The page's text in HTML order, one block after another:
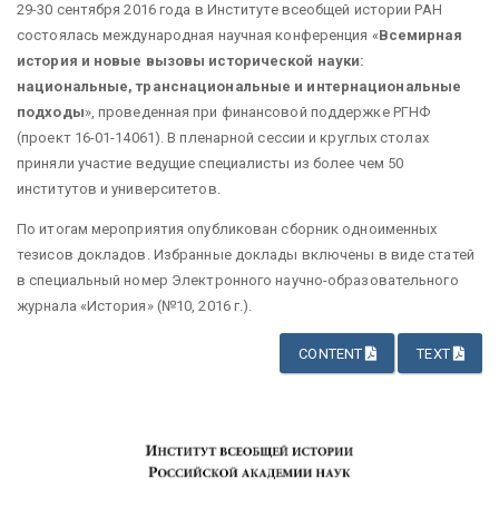
29-30 сентября 2016 года в Институте всеобщей истории РАН
состоялась международная научная конференция «Всемирная
история и новые вызовы исторической науки:
национальные, транснациональные и интернациональные
подходы», проведенная при финансовой поддержке РГНФ
(проект 16-01-14061). В пленарной сессии и круглых столах
приняли участие ведущие специалисты из более чем 50
институтов и университетов.
По итогам мероприятия опубликован сборник одноименных
тезисов докладов. Избранные доклады включены в виде статей
в специальный номер Электронного научно-образовательного
журнала «История» (№10, 2016 г.).
CONTENT TEXT